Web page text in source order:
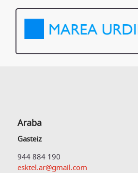
Araba
Gasteiz
944 884 190
esktel.ar@gmail.com